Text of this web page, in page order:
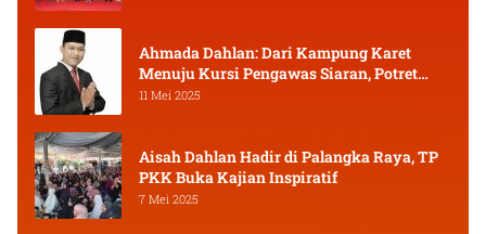
Ahmada Dahlan: Dari Kampung Karet
Menuju Kursi Pengawas Siaran, Potret
Pejuang Muda Kalimantan Tengah
11 Mei 2025
Aisah Dahlan Hadir di Palangka Raya, TP
PKK Buka Kajian Inspiratif
7 Mei 2025